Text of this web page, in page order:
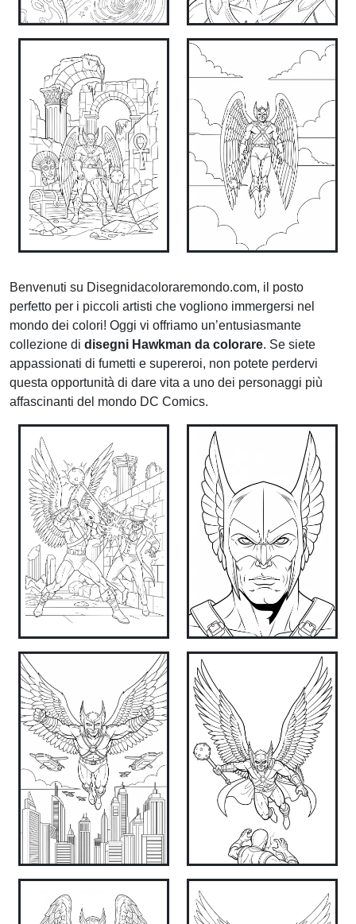
Benvenuti su Disegnidacoloraremondo.com, il posto
perfetto per i piccoli artisti che vogliono immergersi nel
mondo dei colori! Oggi vi offriamo un’entusiasmante
collezione di disegni Hawkman da colorare. Se siete
appassionati di fumetti e supereroi, non potete perdervi
questa opportunità di dare vita a uno dei personaggi più
affascinanti del mondo DC Comics.